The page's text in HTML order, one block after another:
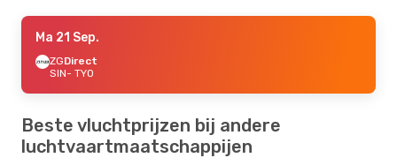
Ma 21 Sep.
ZGDirect
SIN- TYO
Beste vluchtprijzen bij andere
luchtvaartmaatschappijen